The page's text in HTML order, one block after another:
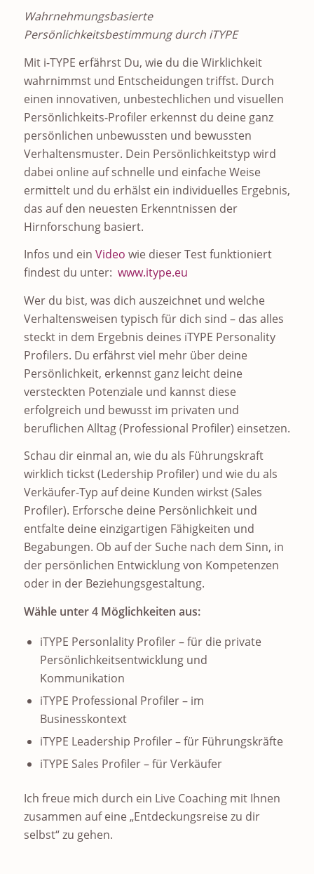
Wahrnehmungsbasierte
Persönlichkeitsbestimmung durch iTYPE
Mit i-TYPE erfährst Du, wie du die Wirklichkeit
wahrnimmst und Entscheidungen triffst. Durch
einen innovativen, unbestechlichen und visuellen
Persönlichkeits-Profiler erkennst du deine ganz
persönlichen unbewussten und bewussten
Verhaltensmuster. Dein Persönlichkeitstyp wird
dabei online auf schnelle und einfache Weise
ermittelt und du erhälst ein individuelles Ergebnis,
das auf den neuesten Erkenntnissen der
Hirnforschung basiert.
Infos und ein Video wie dieser Test funktioniert
findest du unter: www.itype.eu
Wer du bist, was dich auszeichnet und welche
Verhaltensweisen typisch für dich sind – das alles
steckt in dem Ergebnis deines iTYPE Personality
Profilers. Du erfährst viel mehr über deine
Persönlichkeit, erkennst ganz leicht deine
versteckten Potenziale und kannst diese
erfolgreich und bewusst im privaten und
beruflichen Alltag (Professional Profiler) einsetzen.
Schau dir einmal an, wie du als Führungskraft
wirklich tickst (Ledership Profiler) und wie du als
Verkäufer-Typ auf deine Kunden wirkst (Sales
Profiler). Erforsche deine Persönlichkeit und
entfalte deine einzigartigen Fähigkeiten und
Begabungen. Ob auf der Suche nach dem Sinn, in
der persönlichen Entwicklung von Kompetenzen
oder in der Beziehungsgestaltung.
Wähle unter 4 Möglichkeiten aus:
iTYPE Personlality Profiler – für die private
Persönlichkeitsentwicklung und
Kommunikation
iTYPE Professional Profiler – im
Businesskontext
iTYPE Leadership Profiler – für Führungskräfte
iTYPE Sales Profiler – für Verkäufer
Ich freue mich durch ein Live Coaching mit Ihnen
zusammen auf eine „Entdeckungsreise zu dir
selbst“ zu gehen.